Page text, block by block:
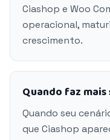
Ciashop e Woo
operacional,
crescimento.
Quando faz
Quando seu
que Ciashop